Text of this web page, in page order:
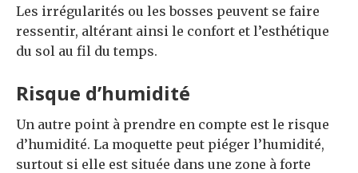
Les irrégularités ou les bosses peuvent se faire
ressentir, altérant ainsi le confort et l’esthétique
du sol au fil du temps.
Risque d’humidité
Un autre point à prendre en compte est le risque
d’humidité. La moquette peut piéger l’humidité,
surtout si elle est située dans une zone à forte